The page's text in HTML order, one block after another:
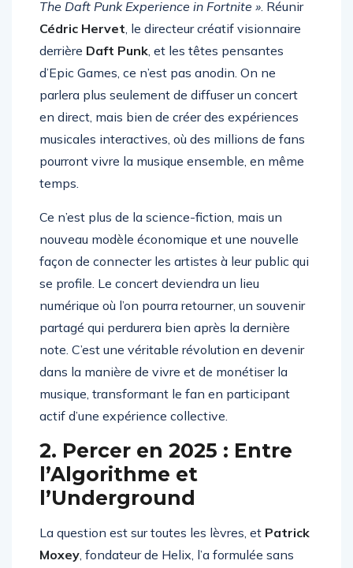
The Daft Punk Experience in Fortnite ». Réunir
Cédric Hervet, le directeur créatif visionnaire
derrière Daft Punk, et les têtes pensantes
d’Epic Games, ce n’est pas anodin. On ne
parlera plus seulement de diffuser un concert
en direct, mais bien de créer des expériences
musicales interactives, où des millions de fans
pourront vivre la musique ensemble, en même
temps.
Ce n’est plus de la science-fiction, mais un
nouveau modèle économique et une nouvelle
façon de connecter les artistes à leur public qui
se profile. Le concert deviendra un lieu
numérique où l’on pourra retourner, un souvenir
partagé qui perdurera bien après la dernière
note. C’est une véritable révolution en devenir
dans la manière de vivre et de monétiser la
musique, transformant le fan en participant
actif d’une expérience collective.
2. Percer en 2025 : Entre
l’Algorithme et
l’Underground
La question est sur toutes les lèvres, et Patrick
Moxey, fondateur de Helix, l’a formulée sans